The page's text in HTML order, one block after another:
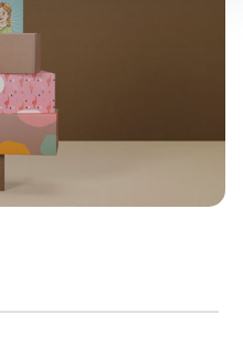
Ved at
giver du dit
du kan også administrere
klike på "Tilpas".